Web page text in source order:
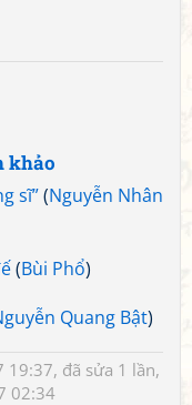
khảo
sĩ”(Nguyễn Nhân
(Bùi Phổ)
Quang Bật)
đã sửa 1 lần,
02:34